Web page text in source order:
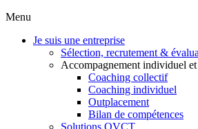
Menu
Je suis une entreprise
Sélection, recrutement &
Accompagnement individuel
Coaching collectif
Coaching individuel
Outplacement
Bilan de compétences
Solutions QVCT